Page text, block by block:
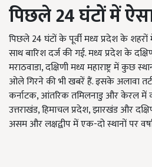
पिछले 24घंटों में
पिछले 24 घंटों के पूर्वी मध्य प्रदेश के
साथ बारिश दर्ज की गई. मध्य प्रदेश के
मराठवाडा, दक्षिणी मध्य महाराष्ट्र में कुछ
ओले गिरने की भी खबरें हैं. इसके अलावा
कर्नाटक, आंतरिक तमिलनाडु और केरल में
उत्तराखंड, हिमाचल प्रदेश, झारखंड और
असम और लक्षद्वीप में एक-दो स्थानों पर